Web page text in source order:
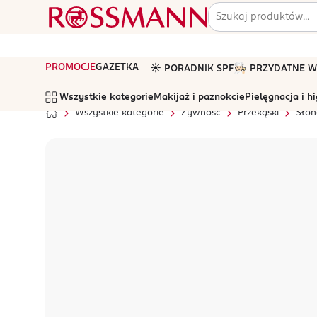
PROMOCJEGAZETKA ☀️ PORADNIK SPF🧑🏻‍🍳 PRZYDATNE
Wszystkie kategorie Makijaż i paznokcie Pielęgnacja i
Wszystkie kategorie
Żywność Przekąski